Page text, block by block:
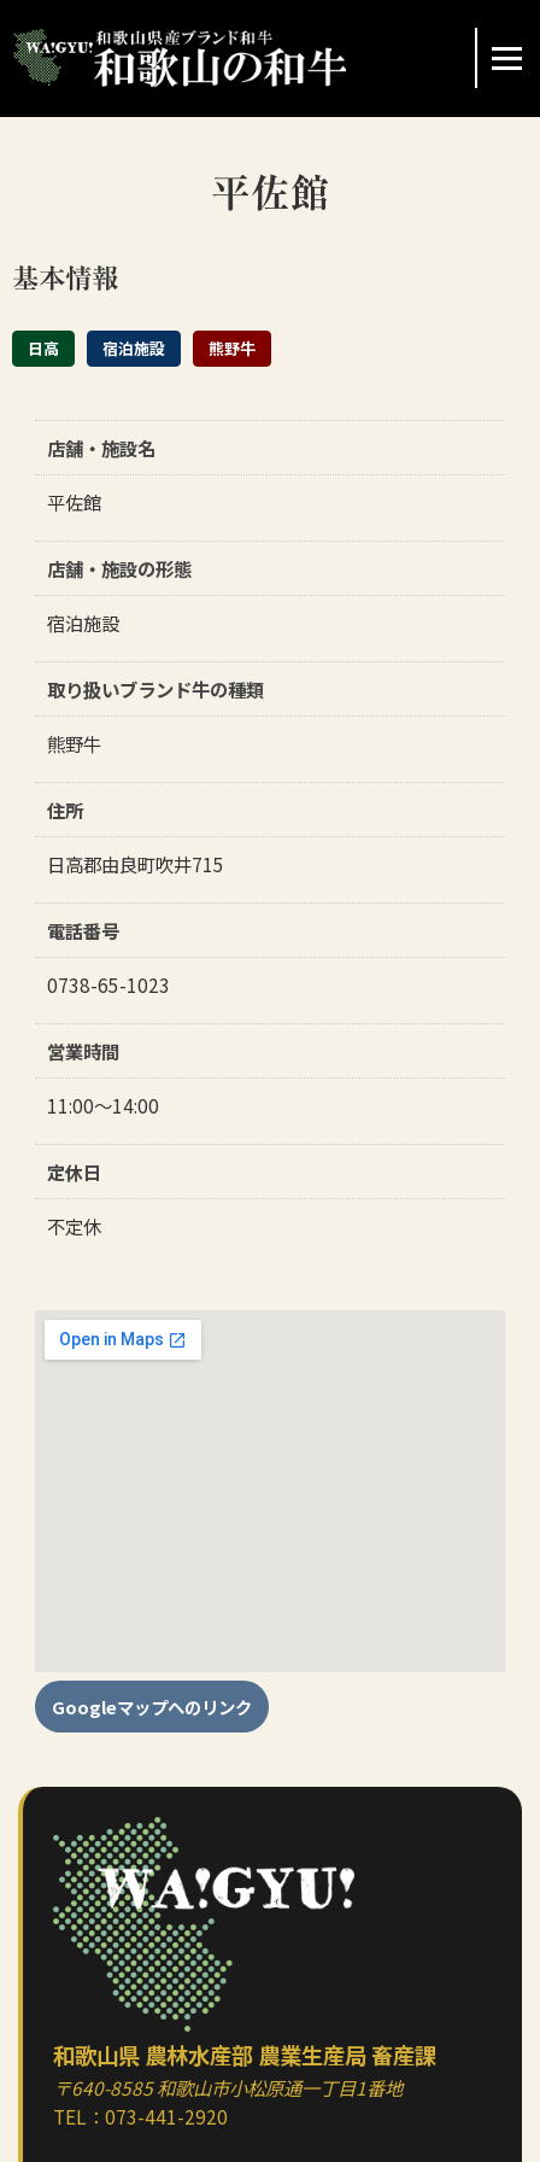
イベント情報
和牛を食べる
平佐館
基本情報
日高 宿泊施設 熊野牛
店舗・施設名
平佐館
店舗・施設の形態
宿泊施設
取り扱いブランド牛の種類
熊野牛
住所
日高郡由良町吹井715
電話番号
0738-65-1023
営業時間
11:00～14:00
定休日
不定休
Googleマップへのリンク
和歌山県 農林水産部 農業生産局 畜産課
〒640-8585 和歌山市小松原通一丁目1番地
TEL：073-441-2920